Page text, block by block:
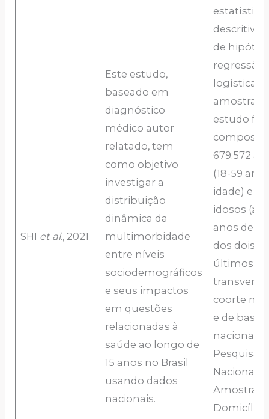
SHI et al., 2021
Este estudo,
baseado em
diagnóstico
médico autor
relatado, tem
como objetivo
investigar a
distribuição
dinâmica da
multimorbidade
entre níveis
sociodemográficos
e seus impactos
em questões
relacionadas à
saúde ao longo de
15 anos no Brasil
usando dados
nacionais.
estatística
descritiva,
de
regressão
logística. A
amostra
estudo foi
composta
679.572
(18-59
idade) e
idosos
anos de
dos dois
últimos
coorte
e de base
nacional: a
Pesquisa
Nacional
Amostra
Domicílios